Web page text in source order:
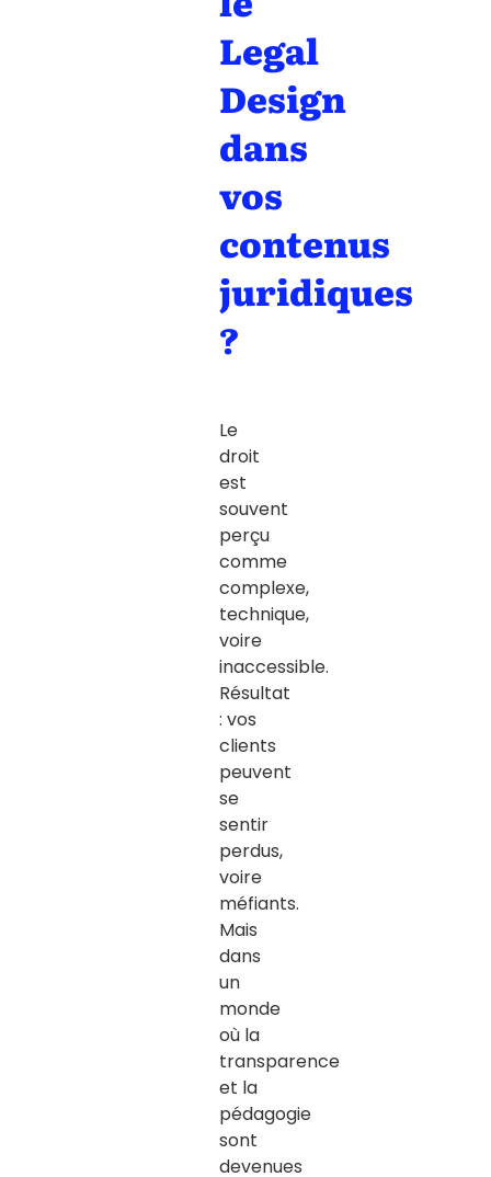
Legal
Design
dans
vos
contenus
juridiques
?
Le
droit
est
souvent
perçu
comme
complexe,
technique,
voire
inaccessible.
Résultat
: vos
clients
peuvent
se
sentir
perdus,
voire
méfiants.
Mais
dans
un
monde
où la
transparence
et la
pédagogie
sont
devenues